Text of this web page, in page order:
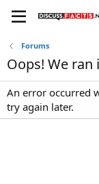
Forums
Oops! We
An error occurred
try again later.